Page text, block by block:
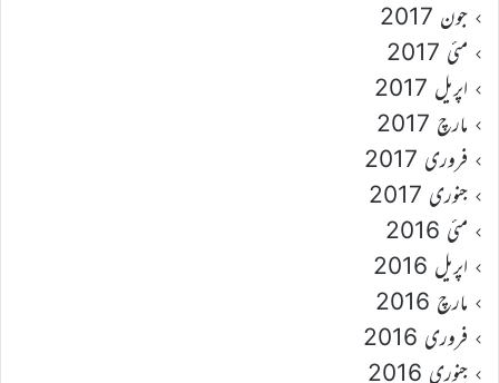
جون 2017
مئی 2017
اپریل 2017
مارچ 2017
فروری 2017
جنوری 2017
مئی 2016
اپریل 2016
مارچ 2016
فروری 2016
جنوری 2016